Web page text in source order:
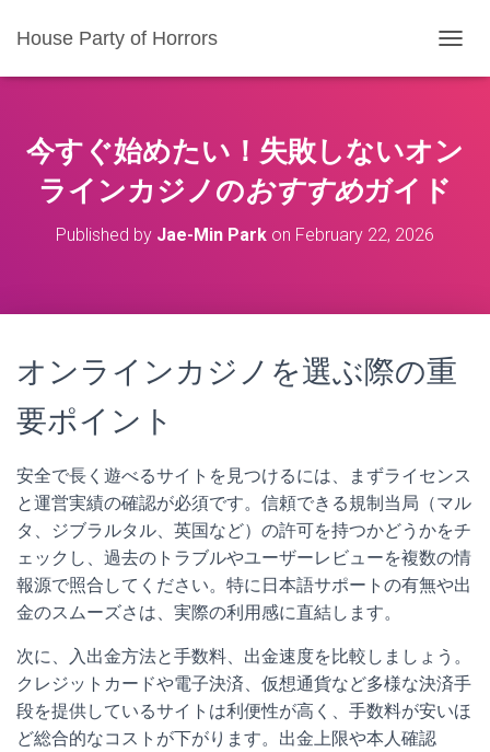
House Party of Horrors
O
E
N
今すぐ始めたい！失敗しないオン
ラインカジノ のおすすめガイド
Published by Jae-Min Park on February 22, 2026
オンラインカジノを選ぶ際の重
要ポイント
安全で長く遊べるサイトを見つけるには、まずライセンス
と運営実績の確認が必須です。信頼できる規制当局（マル
タ、ジブラルタル、英国など）の許可を持つかどうかをチ
ェックし、過去のトラブルやユーザーレビューを複数の情
報源で照合してください。特に日本語サポートの有無や出
金のスムーズさは、実際の利用感に直結します。
次に、入出金方法と手数料、出金速度を比較しましょう。
クレジットカードや電子決済、仮想通貨など多様な決済手
段を提供しているサイトは利便性が高く、手数料が安いほ
ど総合的なコストが下がります。出金上限や本人確認